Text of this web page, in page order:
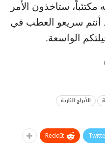
مكتئباً، ستاخذون الأمر
أنتم سريعو العطب في
الواسعة.
الأبراج النارية
ReddIt